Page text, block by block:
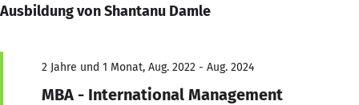
Ausbildung von Shantanu Damle
2 Jahre und 1 Monat, Aug. 2022 - Aug. 2024
MBA - International Management